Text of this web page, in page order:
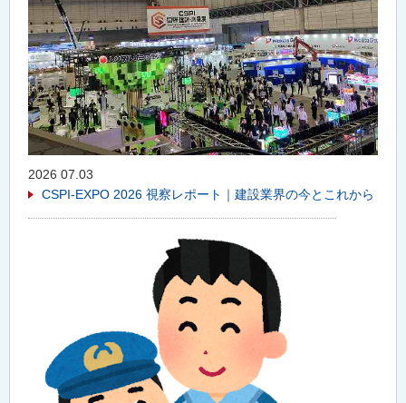
2026 07.03
CSPI-EXPO 2026 視察レポート｜建設業界の今とこれから